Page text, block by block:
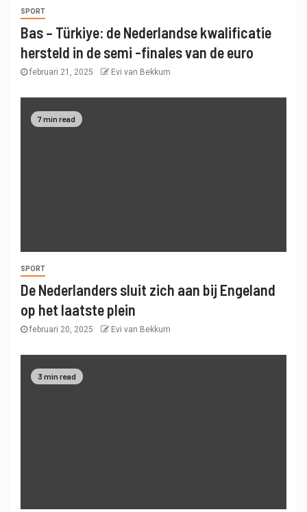
SPORT
Bas – Türkiye: de Nederlandse kwalificatie
hersteld in de semi -finales van de euro
februari 21, 2025 Evi van Bekkum
7 min read
SPORT
De Nederlanders sluit zich aan bij Engeland
op het laatste plein
februari 20, 2025 Evi van Bekkum
3 min read